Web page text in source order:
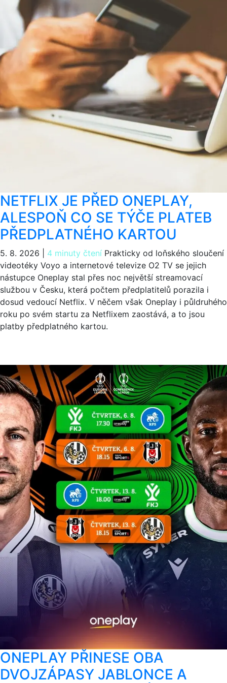
NETFLIX JE PŘED ONEPLAY,
ALESPOŇ CO SE TÝČE PLATEB
PŘEDPLATNÉHO KARTOU
5. 8. 2026 4 minuty čtení Prakticky od loňského sloučení
videotéky Voyo a internetové televize O2 TV se jejich
nástupce Oneplay stal přes noc největší streamovací
službou v Česku, která počtem předplatitelů porazila i
dosud vedoucí Netflix. V něčem však Oneplay i půldruhého
roku po svém startu za Netflixem zaostává, a to jsou
platby předplatného kartou.
ONEPLAY PŘINESE OBA
DVOJZÁPASY JABLONCE A